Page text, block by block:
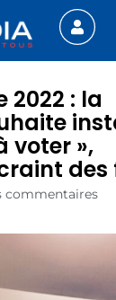
2022 : la
voter »,
commentaires